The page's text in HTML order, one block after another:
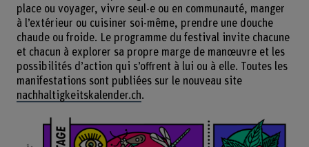
place ou voyager, vivre seul-e ou en communauté, manger
à l’extérieur ou cuisiner soi-même, prendre une douche
chaude ou froide. Le programme du festival invite chacune
et chacun à explorer sa propre marge de manœuvre et les
possibilités d’action qui s’offrent à lui ou à elle. Toutes les
manifestations sont publiées sur le nouveau site
nachhaltigkeitskalender.ch.